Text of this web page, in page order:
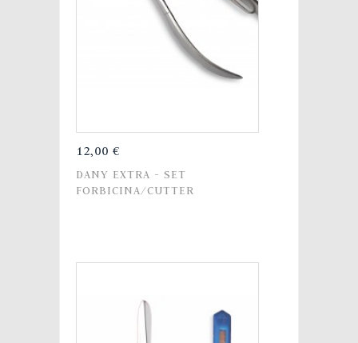
12,00 €
DANY EXTRA - SET
FORBICINA/CUTTER